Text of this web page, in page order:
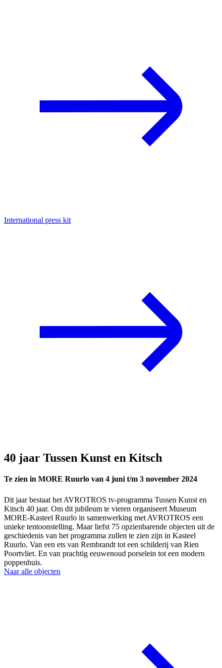
International press kit
40 jaar Tussen Kunst en Kitsch
Te zien in MORE Ruurlo van 4 juni t/m 3 november 2024
Dit jaar bestaat het AVROTROS tv-programma Tussen Kunst en
Kitsch 40 jaar. Om dit jubileum te vieren organiseert Museum
MORE-Kasteel Ruurlo in samenwerking met AVROTROS een
unieke tentoonstelling. Maar liefst 75 opzienbarende objecten uit de
geschiedenis van het programma zullen te zien zijn in Kasteel
Ruurlo. Van een ets van Rembrandt tot een schilderij van Rien
Poortvliet. En van prachtig eeuwenoud porselein tot een modern
poppenhuis.
Naar alle objecten